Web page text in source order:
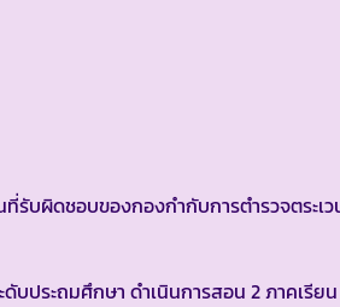
บผิดชอบของกองกำกับการตำรวจตระเ
ประถมศึกษา ดำเนินการสอน 2 ภาคเรีย